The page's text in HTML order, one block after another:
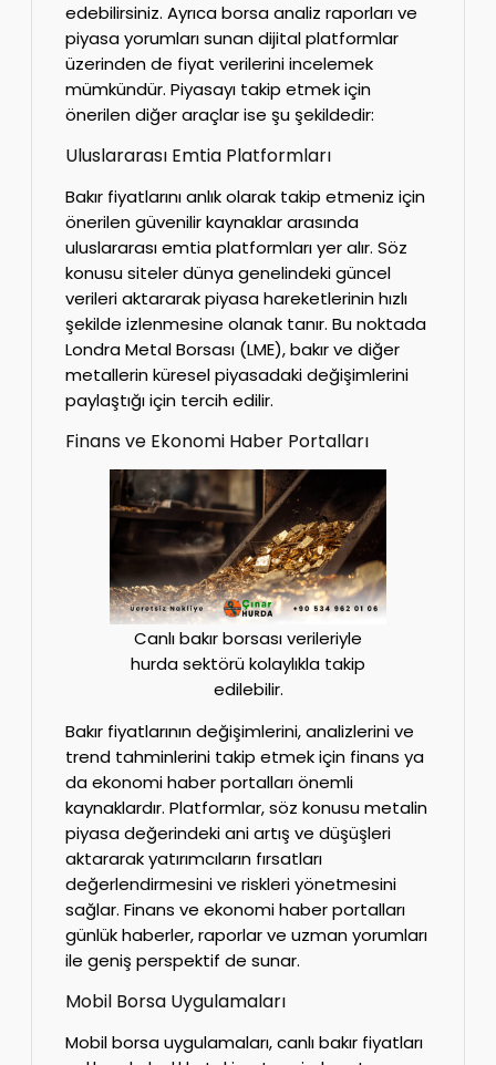
edebilirsiniz. Ayrıca borsa analiz raporları ve
piyasa yorumları sunan dijital platformlar
üzerinden de fiyat verilerini incelemek
mümkündür. Piyasayı takip etmek için
önerilen diğer araçlar ise şu şekildedir:
Uluslararası Emtia Platformları
Bakır fiyatlarını anlık olarak takip etmeniz için
önerilen güvenilir kaynaklar arasında
uluslararası emtia platformları yer alır. Söz
konusu siteler dünya genelindeki güncel
verileri aktararak piyasa hareketlerinin hızlı
şekilde izlenmesine olanak tanır. Bu noktada
Londra Metal Borsası (LME), bakır ve diğer
metallerin küresel piyasadaki değişimlerini
paylaştığı için tercih edilir.
Finans ve Ekonomi Haber Portalları
Canlı bakır borsası verileriyle
hurda sektörü kolaylıkla takip
edilebilir.
Bakır fiyatlarının değişimlerini, analizlerini ve
trend tahminlerini takip etmek için finans ya
da ekonomi haber portalları önemli
kaynaklardır. Platformlar, söz konusu metalin
piyasa değerindeki ani artış ve düşüşleri
aktararak yatırımcıların fırsatları
değerlendirmesini ve riskleri yönetmesini
sağlar. Finans ve ekonomi haber portalları
günlük haberler, raporlar ve uzman yorumları
ile geniş perspektif de sunar.
Mobil Borsa Uygulamaları
Mobil borsa uygulamaları, canlı bakır fiyatları